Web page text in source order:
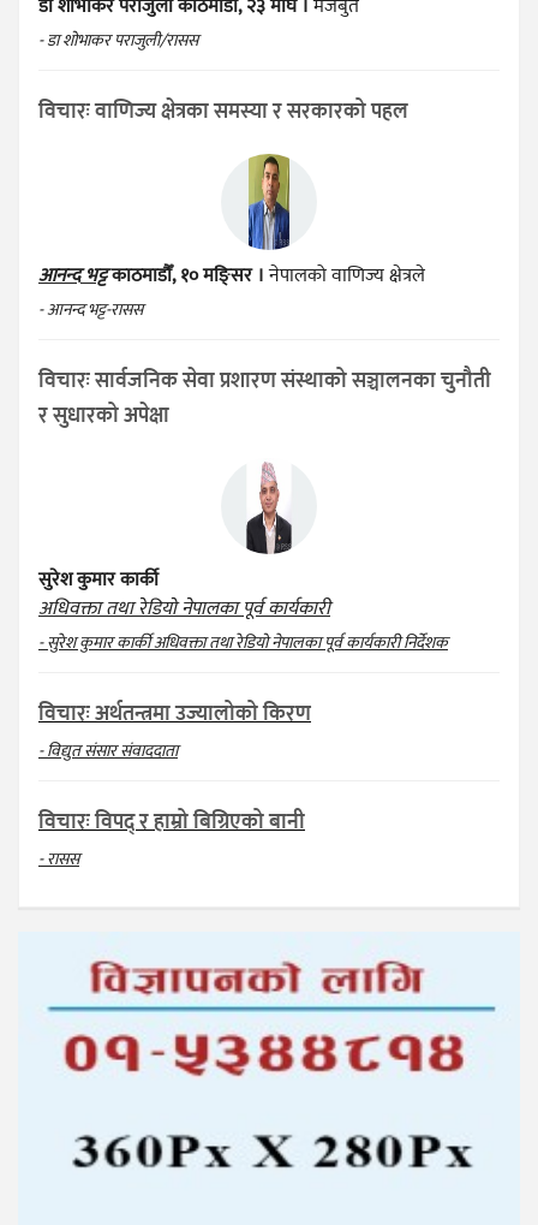
- डा शोभाकर पराजुली/रासस
विचारः वाणिज्य क्षेत्रका समस्या र सरकारको पहल
आनन्द भट्टकाठमाडौँ, १० मङ्सिर ।नेपालको वाणिज्य क्षेत्रले
- आनन्द भट्ट-रासस
विचारः सार्वजनिक सेवा प्रशारण संस्थाको सञ्चालनका चुनौती
र सुधारको अपेक्षा
सुरेश कुमार कार्की
अधिवक्ता तथा रेडियो नेपालका पूर्व कार्यकारी
- सुरेश कुमार कार्की अधिवक्ता तथा रेडियो नेपालका पूर्व कार्यकारी निर्देशक
विचारः अर्थतन्त्रमा उज्यालोको किरण
- विद्युत संसार संवाददाता
विचारः विपद् र हाम्रो बिग्रिएको बानी
- रासस